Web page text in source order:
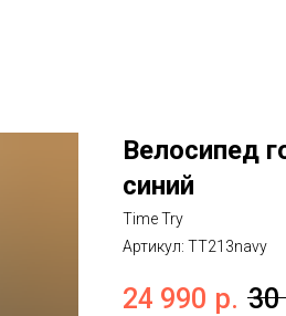
Велосипед
синий
Time Try
Артикул: TT213navy
24 990 р. 30